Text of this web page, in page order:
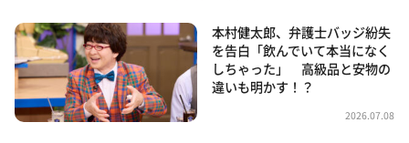
本村健太郎、弁護士バッジ紛失
を告白「飲んでいて本当になく
しちゃった」 高級品と安物の
違いも明かす！？
2026.07.08